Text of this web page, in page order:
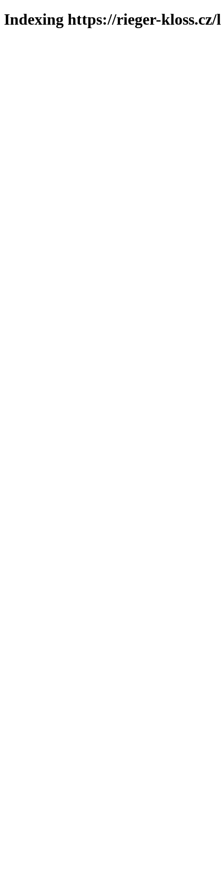
Indexing https://rieger-